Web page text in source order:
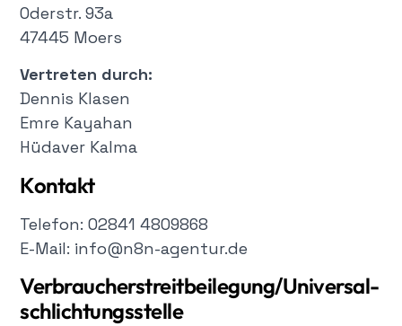
Oderstr. 93a
47445 Moers
Vertreten durch:
Dennis Klasen
Emre Kayahan
Hüdaver Kalma
Kontakt
Telefon: 02841 4809868
E-Mail: info@n8n-agentur.de
Verbraucher­streit­beilegung/Universal­
schlichtungs­stelle